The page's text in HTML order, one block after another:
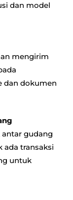
dan model
mengirim
dan dokumen
gudang
ada transaksi
untuk